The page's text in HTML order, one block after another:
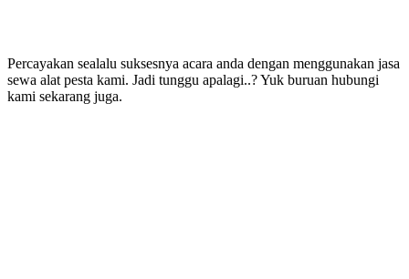
Percayakan sealalu suksesnya acara anda dengan menggunakan jasa
sewa alat pesta kami. Jadi tunggu apalagi..? Yuk buruan hubungi
kami sekarang juga.